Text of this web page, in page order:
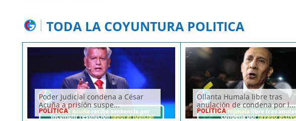
TODA LA COYUNTURA POLITICA
Poder Judicial condena a César
Acuña a prisión suspe...
POLÍTICA
Ollanta Humala libre tras
anulación de condena por l...
POLÍTICA